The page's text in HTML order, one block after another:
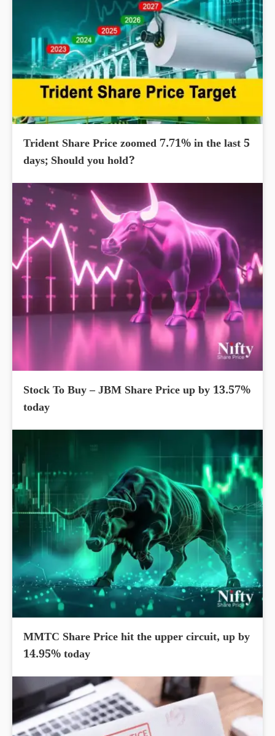
Trident Share Price zoomed 7.71% in the last 5
days; Should you hold?
Stock To Buy – JBM Share Price up by 13.57%
today
MMTC Share Price hit the upper circuit, up by
14.95% today